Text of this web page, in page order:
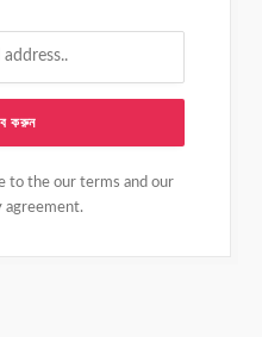
to the our terms and our
agreement.